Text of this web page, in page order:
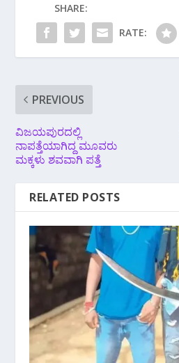
SHARE:
RATE:
PREVIOUS
ವಿಜಯಪುರದಲ್ಲಿ
ನಾಪತ್ತೆಯಾಗಿದ್ದ ಮೂವರು
ಮಕ್ಕಳು ಶವವಾಗಿ ಪತ್ತೆ
RELATED POSTS